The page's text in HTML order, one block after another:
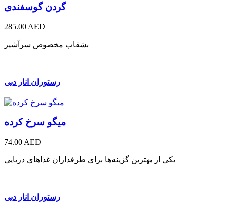
گردن گوسفندی
285.00 AED
بشقاب مخصوص سرآشپز
رستوران انار دبی
میگو سرخ کرده
74.00 AED
یکی از بهترین گزینه‌ها برای طرفداران غذاهای دریایی
رستوران انار دبی